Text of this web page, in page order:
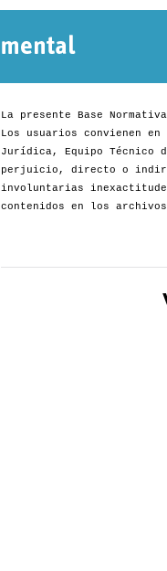
La presente Base
Los usuarios convienen
Jurídica, Equipo Técnico
perjuicio, directo o
involuntarias
contenidos en los